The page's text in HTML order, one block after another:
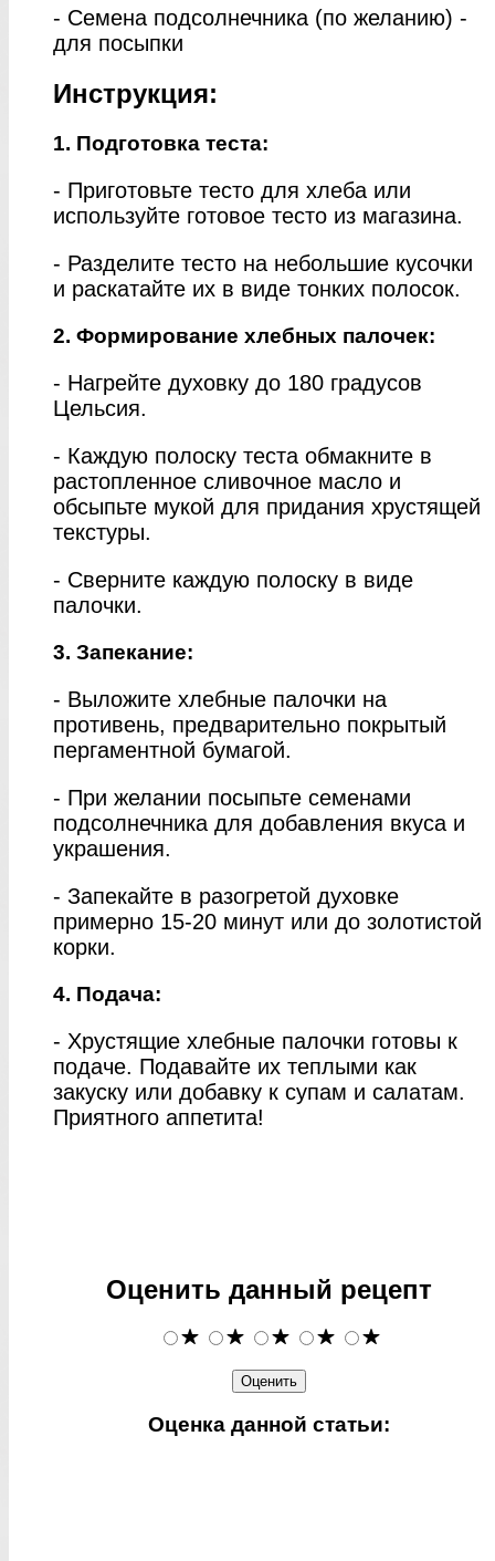
- Семена подсолнечника (по желанию) -
для посыпки
Инструкция:
1. Подготовка теста:
- Приготовьте тесто для хлеба или
используйте готовое тесто из магазина.
- Разделите тесто на небольшие кусочки
и раскатайте их в виде тонких полосок.
2. Формирование хлебных палочек:
- Нагрейте духовку до 180 градусов
Цельсия.
- Каждую полоску теста обмакните в
растопленное сливочное масло и
обсыпьте мукой для придания хрустящей
текстуры.
- Сверните каждую полоску в виде
палочки.
3. Запекание:
- Выложите хлебные палочки на
противень, предварительно покрытый
пергаментной бумагой.
- При желании посыпьте семенами
подсолнечника для добавления вкуса и
украшения.
- Запекайте в разогретой духовке
примерно 15-20 минут или до золотистой
корки.
4. Подача:
- Хрустящие хлебные палочки готовы к
подаче. Подавайте их теплыми как
закуску или добавку к супам и салатам.
Приятного аппетита!
Оценить данный рецепт
Оценка данной статьи: